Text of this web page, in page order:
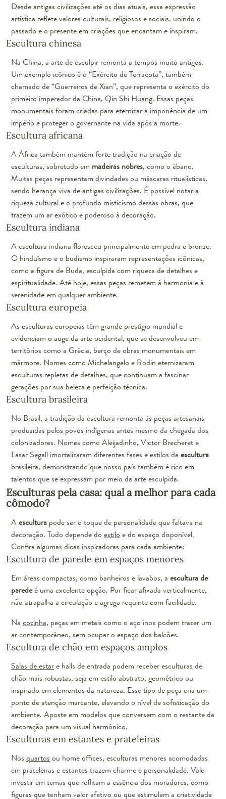
Desde antigas civilizações até os dias atuais, essa expressão
artística reflete valores culturais, religiosos e sociais, unindo o
passado e o presente em criações que encantam e inspiram.
Escultura chinesa
Na China, a arte de esculpir remonta a tempos muito antigos.
Um exemplo icônico é o “Exército de Terracota”, também
chamado de “Guerreiros de Xian”, que representa o exército do
primeiro imperador da China, Qin Shi Huang. Essas peças
monumentais foram criadas para eternizar a imponência de um
império e proteger o governante na vida após a morte.
Escultura africana
A África também mantém forte tradição na criação de
esculturas, sobretudo em madeiras nobres, como o ébano.
Muitas peças representam divindades ou máscaras ritualísticas,
sendo herança viva de antigas civilizações. É possível notar a
riqueza cultural e o profundo misticismo dessas obras, que
trazem um ar exótico e poderoso à decoração.
Escultura indiana
A escultura indiana floresceu principalmente em pedra e bronze.
O hinduísmo e o budismo inspiraram representações icônicas,
como a figura de Buda, esculpida com riqueza de detalhes e
espiritualidade. Até hoje, essas peças remetem à harmonia e à
serenidade em qualquer ambiente.
Escultura europeia
As esculturas europeias têm grande prestígio mundial e
evidenciam o auge da arte ocidental, que se desenvolveu em
territórios como a Grécia, berço de obras monumentais em
mármore. Nomes como Michelangelo e Rodin eternizaram
esculturas repletas de detalhes, que continuam a fascinar
gerações por sua beleza e perfeição técnica.
Escultura brasileira
No Brasil, a tradição da escultura remonta às peças artesanais
produzidas pelos povos indígenas antes mesmo da chegada dos
colonizadores. Nomes como Aleijadinho, Victor Brecheret e
Lasar Segall imortalizaram diferentes fases e estilos da escultura
brasileira, demonstrando que nosso país também é rico em
talentos que se expressam por meio da arte esculpida.
Esculturas pela casa: qual a melhor para cada
cômodo?
Aescultura pode ser o toque de personalidade que faltava na
decoração. Tudo depende do estilo e do espaço disponível.
Confira algumas dicas inspiradoras para cada ambiente:
Escultura de parede em espaços menores
Em áreas compactas, como banheiros e lavabos, a escultura de
paredeé uma excelente opção. Por ficar afixada verticalmente,
não atrapalha a circulação e agrega requinte com facilidade.
Na cozinha, peças em metais como o aço inox podem trazer um
ar contemporâneo, sem ocupar o espaço dos balcões.
Escultura de chão em espaços amplos
Salas de estare halls de entrada podem receber esculturas de
chão mais robustas, seja em estilo abstrato, geométrico ou
inspirado em elementos da natureza. Esse tipo de peça cria um
ponto de atenção marcante, elevando o nível de sofisticação do
ambiente. Aposte em modelos que conversem com o restante da
decoração para um visual harmônico.
Esculturas em estantes e prateleiras
Nos quartos ou home offices, esculturas menores acomodadas
em prateleiras e estantes trazem charme e personalidade. Vale
investir em temas que reflitam a essência dos moradores, como
figuras que tenham valor afetivo ou que estimulem a criatividade